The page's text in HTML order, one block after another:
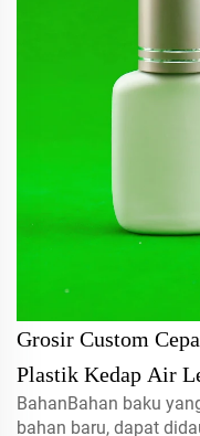
Grosir Custom
Plastik Kedap Air
Botol Lem Bulu
BahanBahan baku
bahan baru, dapat